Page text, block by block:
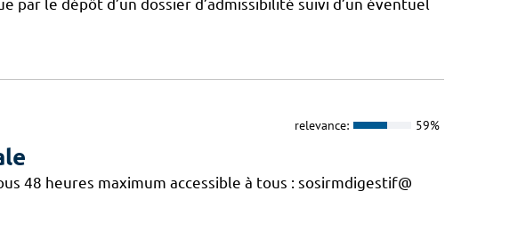
par le dépôt d’un dossier d’admissibilité suivi d’un éventuel
relevance: 59%
48 heures maximum accessible à tous : sosirmdigestif@